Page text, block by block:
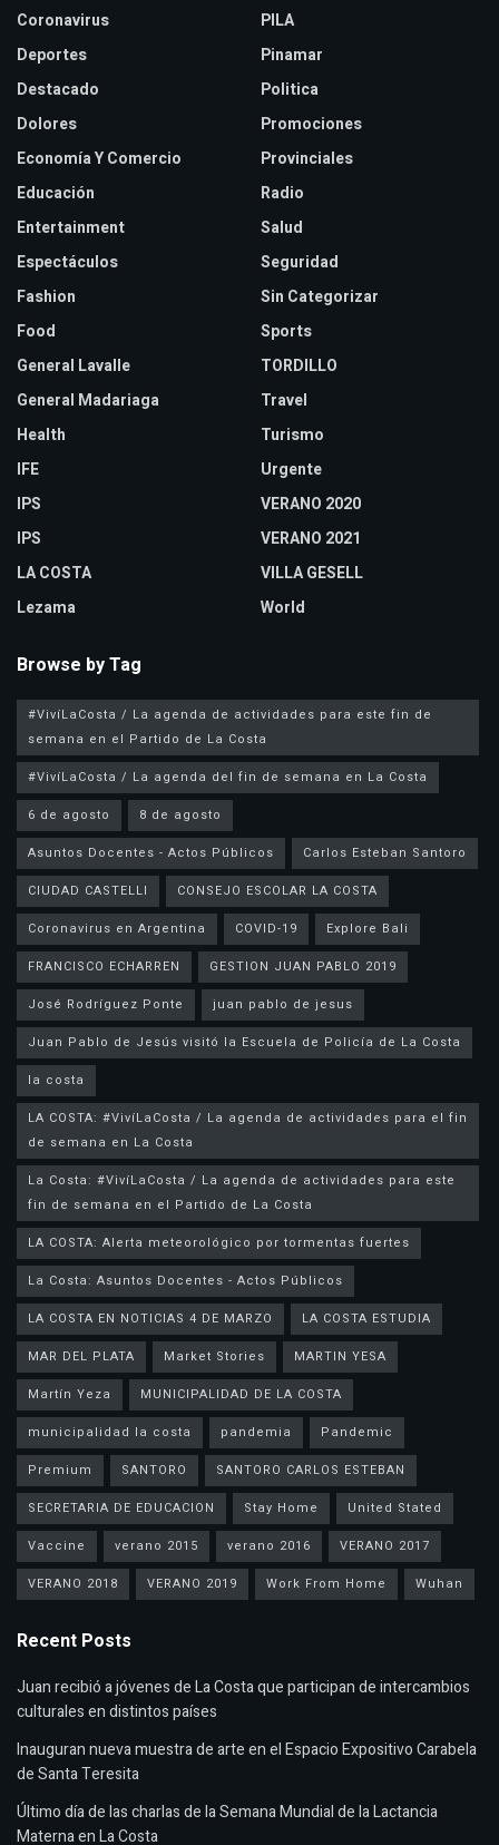
Coronavirus
Deportes
Destacado
Dolores
Economía Y Comercio
Educación
Entertainment
Espectáculos
Fashion
Food
General Lavalle
General Madariaga
Health
IFE
IPS
IPS
LA COSTA
Lezama
PILA
Pinamar
Politica
Promociones
Provinciales
Radio
Salud
Seguridad
Sin Categorizar
Sports
TORDILLO
Travel
Turismo
Urgente
VERANO 2020
VERANO 2021
VILLA GESELL
World
Browse by Tag
#VivíLaCosta / La agenda de actividades para este fin de
semana en el Partido de La Costa
#VivíLaCosta / La agenda del fin de semana en La Costa
6 de agosto
8 de agosto
Asuntos Docentes - Actos Públicos
Carlos Esteban Santoro
CIUDAD CASTELLI
CONSEJO ESCOLAR LA COSTA
Coronavirus en Argentina
COVID-19
Explore Bali
FRANCISCO ECHARREN
GESTION JUAN PABLO 2019
José Rodríguez Ponte
juan pablo de jesus
la costa
LA COSTA: #VivíLaCosta / La agenda de actividades para el fin
de semana en La Costa
La Costa: #VivíLaCosta / La agenda de actividades para este
fin de semana en el Partido de La Costa
LA COSTA: Alerta meteorológico por tormentas fuertes
La Costa: Asuntos Docentes - Actos Públicos
LA COSTA EN NOTICIAS 4 DE MARZO
LA COSTA ESTUDIA
MAR DEL PLATA
Market Stories
MARTIN YESA
Martín Yeza
MUNICIPALIDAD DE LA COSTA
municipalidad la costa
pandemia
Pandemic
Premium
SANTORO
SANTORO CARLOS ESTEBAN
SECRETARIA DE EDUCACION
Stay Home
United Stated
Vaccine
verano 2015 verano 2016
VERANO 2017
VERANO 2018
VERANO 2019 Work From Home Wuhan
Recent Posts
Juan recibió a jóvenes de La Costa que participan de intercambios
culturales en distintos países
Inauguran nueva muestra de arte en el Espacio Expositivo Carabela
de Santa Teresita
Último día de las charlas de la Semana Mundial de la Lactancia
Materna en La Costa